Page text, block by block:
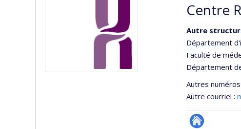
Centre
Autre
Département
Faculté de
Département
Autres numéros
Autre courriel :